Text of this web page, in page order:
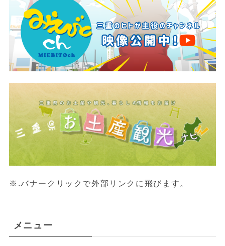
※.バナークリックで外部リンクに飛びます。
メニュー